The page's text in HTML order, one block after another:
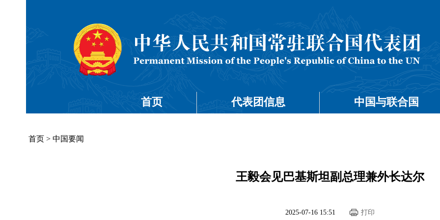
首页 代表团信息 中国与联合国
首页 > 中国要闻
王毅会见巴基斯坦副总理兼外长达尔
2025-07-16 15:51 打印